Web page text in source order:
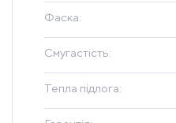
Фаска:
Смугастість:
Тепла підлога: